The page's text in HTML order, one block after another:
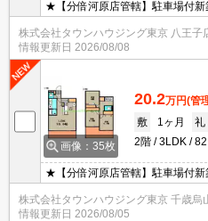
★【分倍河原店管轄】駐車場付
クレジットカード払いを始めま
ジング分倍河原店まで★
株式会社タウンハウジング東京 八王子
情報更新日 2026/08/08
画像：35枚
20.2万円(管
敷
1ヶ月 礼
2階
3LDK
★【分倍河原店管轄】駐車場付
クレジットカード払いを始めま
ジング分倍河原店まで★
株式会社タウンハウジング東京 千歳烏
情報更新日 2026/08/05